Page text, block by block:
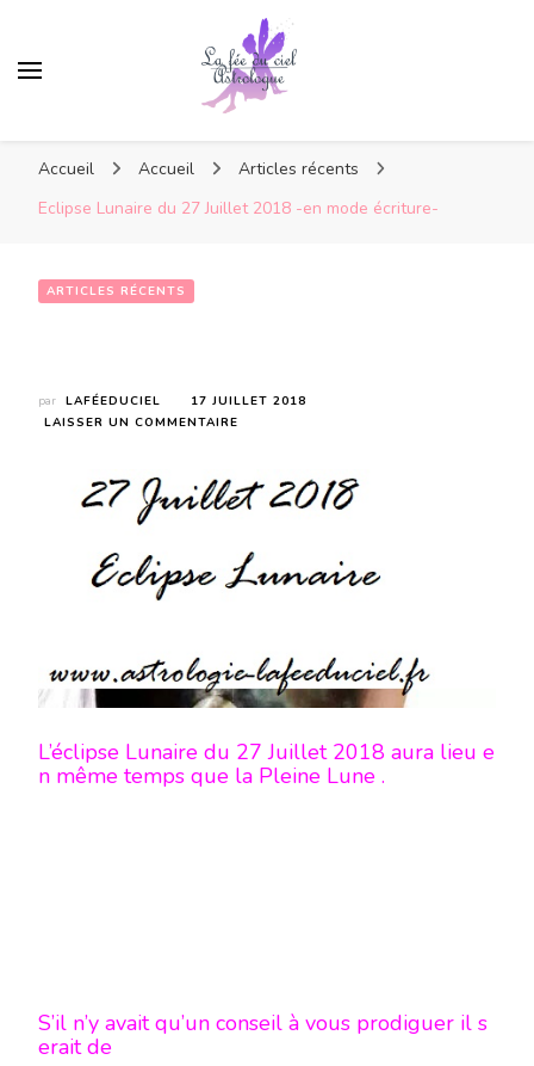
Accueil Accueil
Articles récents
Eclipse Lunaire du 27 Juillet 2018 -en mode écriture-
ARTICLES RÉCENTS
par LAFÉEDUCIEL
17 JUILLET 2018
LAISSER UN COMMENTAIRE
DU
27
2018
-
L’éclipse Lunaire du 27 Juillet 2018 aura lieu e
n même temps que la Pleine Lune .
S’il n’y avait qu’un conseil à vous prodiguer il s
erait de